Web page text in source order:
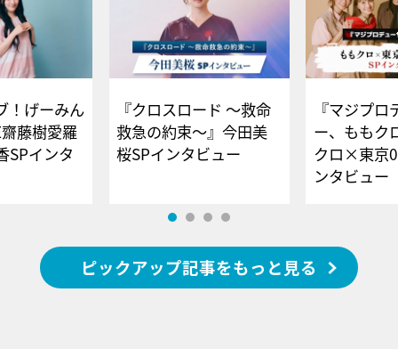
！げーみん
藤樹愛羅
SPインタ
『クロスロード ～救命
救急の約束～』今田美
桜SPインタビュー
『マジプロ
ー、ももク
クロ×東京
ンタビュー
ピックアップ記事をもっと見る